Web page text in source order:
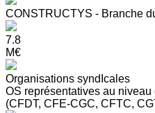
CONSTRUCTYS - Branche
7.8
M€
Organisations syndIcales
OS représentatives au niveau
(CFDT, CFE-CGC, CFTC,